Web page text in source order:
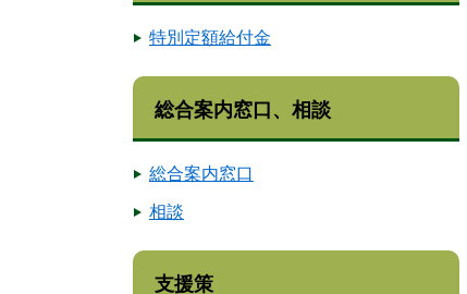
特別定額給付金
総合案内窓口、相談
総合案内窓口
相談
支援策